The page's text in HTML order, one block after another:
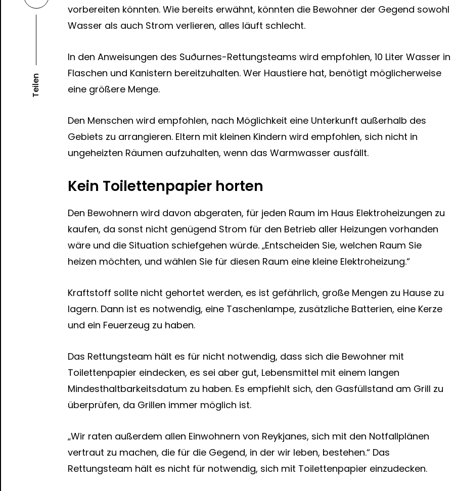
vorbereiten könnten. Wie bereits erwähnt, könnten die Bewohner der Gegend sowohl
Wasser als auch Strom verlieren, alles läuft schlecht.
In den Anweisungen des Suðurnes-Rettungsteams wird empfohlen, 10 Liter Wasser in
Flaschen und Kanistern bereitzuhalten. Wer Haustiere hat, benötigt möglicherweise
eine größere Menge.
Den Menschen wird empfohlen, nach Möglichkeit eine Unterkunft außerhalb des
Gebiets zu arrangieren. Eltern mit kleinen Kindern wird empfohlen, sich nicht in
ungeheizten Räumen aufzuhalten, wenn das Warmwasser ausfällt.
Kein Toilettenpapier horten
Den Bewohnern wird davon abgeraten, für jeden Raum im Haus Elektroheizungen zu
kaufen, da sonst nicht genügend Strom für den Betrieb aller Heizungen vorhanden
wäre und die Situation schiefgehen würde. „Entscheiden Sie, welchen Raum Sie
heizen möchten, und wählen Sie für diesen Raum eine kleine Elektroheizung.“
Kraftstoff sollte nicht gehortet werden, es ist gefährlich, große Mengen zu Hause zu
lagern. Dann ist es notwendig, eine Taschenlampe, zusätzliche Batterien, eine Kerze
und ein Feuerzeug zu haben.
Das Rettungsteam hält es für nicht notwendig, dass sich die Bewohner mit
Toilettenpapier eindecken, es sei aber gut, Lebensmittel mit einem langen
Mindesthaltbarkeitsdatum zu haben. Es empfiehlt sich, den Gasfüllstand am Grill zu
überprüfen, da Grillen immer möglich ist.
„Wir raten außerdem allen Einwohnern von Reykjanes, sich mit den Notfallplänen
vertraut zu machen, die für die Gegend, in der wir leben, bestehen.“ Das
Rettungsteam hält es nicht für notwendig, sich mit Toilettenpapier einzudecken.
Teilen